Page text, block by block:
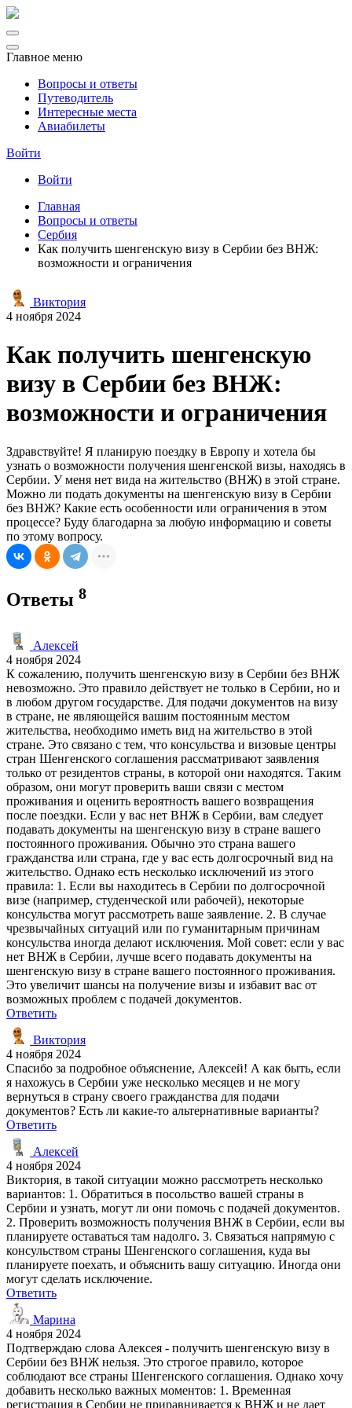
Главное меню
Вопросы и ответы
Путеводитель
Интересные места
Авиабилеты
Войти
Войти
Главная
Вопросы и ответы
Сербия
Как получить шенгенскую визу в Сербии без ВНЖ:
возможности и ограничения
Виктория
4 ноября 2024
Как получить шенгенскую
визу в Сербии без ВНЖ:
возможности и ограничения
Здравствуйте! Я планирую поездку в Европу и хотела бы
узнать о возможности получения шенгенской визы, находясь в
Сербии. У меня нет вида на жительство (ВНЖ) в этой стране.
Можно ли подать документы на шенгенскую визу в Сербии
без ВНЖ? Какие есть особенности или ограничения в этом
процессе? Буду благодарна за любую информацию и советы
по этому вопросу.
Ответы 8
Алексей
4 ноября 2024
К сожалению, получить шенгенскую визу в Сербии без ВНЖ
невозможно. Это правило действует не только в Сербии, но и
в любом другом государстве. Для подачи документов на визу
в стране, не являющейся вашим постоянным местом
жительства, необходимо иметь вид на жительство в этой
стране. Это связано с тем, что консульства и визовые центры
стран Шенгенского соглашения рассматривают заявления
только от резидентов страны, в которой они находятся. Таким
образом, они могут проверить ваши связи с местом
проживания и оценить вероятность вашего возвращения
после поездки. Если у вас нет ВНЖ в Сербии, вам следует
подавать документы на шенгенскую визу в стране вашего
постоянного проживания. Обычно это страна вашего
гражданства или страна, где у вас есть долгосрочный вид на
жительство. Однако есть несколько исключений из этого
правила: 1. Если вы находитесь в Сербии по долгосрочной
визе (например, студенческой или рабочей), некоторые
консульства могут рассмотреть ваше заявление. 2. В случае
чрезвычайных ситуаций или по гуманитарным причинам
консульства иногда делают исключения. Мой совет: если у вас
нет ВНЖ в Сербии, лучше всего подавать документы на
шенгенскую визу в стране вашего постоянного проживания.
Это увеличит шансы на получение визы и избавит вас от
возможных проблем с подачей документов.
Ответить
Виктория
4 ноября 2024
Спасибо за подробное объяснение, Алексей! А как быть, если
я нахожусь в Сербии уже несколько месяцев и не могу
вернуться в страну своего гражданства для подачи
документов? Есть ли какие-то альтернативные варианты?
Ответить
Алексей
4 ноября 2024
Виктория, в такой ситуации можно рассмотреть несколько
вариантов: 1. Обратиться в посольство вашей страны в
Сербии и узнать, могут ли они помочь с подачей документов.
2. Проверить возможность получения ВНЖ в Сербии, если вы
планируете оставаться там надолго. 3. Связаться напрямую с
консульством страны Шенгенского соглашения, куда вы
планируете поехать, и объяснить вашу ситуацию. Иногда они
могут сделать исключение.
Ответить
Марина
4 ноября 2024
Подтверждаю слова Алексея - получить шенгенскую визу в
Сербии без ВНЖ нельзя. Это строгое правило, которое
соблюдают все страны Шенгенского соглашения. Однако хочу
добавить несколько важных моментов: 1. Временная
регистрация в Сербии не приравнивается к ВНЖ и не дает